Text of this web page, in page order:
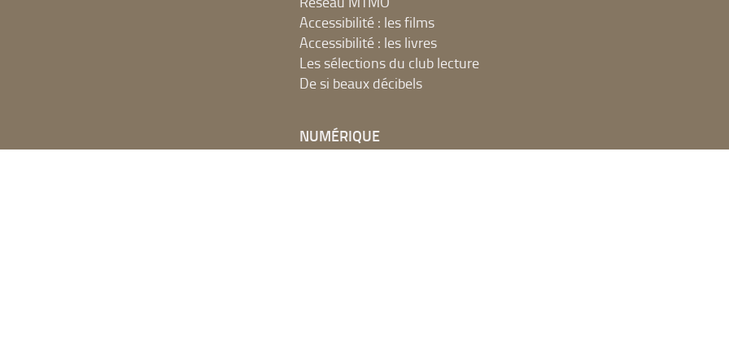
Accessibilité : les films
Accessibilité : les livres
Les sélections du club lecture
De si beaux décibels
NUMÉRIQUE
Accès Internet, ateliers et impressions